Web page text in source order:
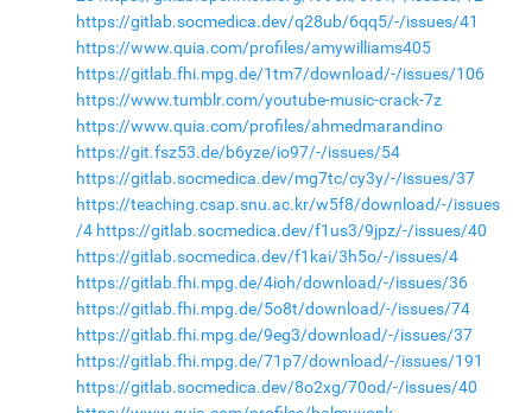
https://gitlab.socmedica.dev/q28ub/6qq5/-/issues/41
https://www.quia.com/profiles/amywilliams405
https://gitlab.fhi.mpg.de/1tm7/download/-/issues/106
https://www.tumblr.com/youtube-music-crack-7z
https://www.quia.com/profiles/ahmedmarandino
https://git.fsz53.de/b6yze/io97/-/issues/54
https://gitlab.socmedica.dev/mg7tc/cy3y/-/issues/37
https://teaching.csap.snu.ac.kr/w5f8/download/-/issues
/4 https://gitlab.socmedica.dev/f1us3/9jpz/-/issues/40
https://gitlab.socmedica.dev/f1kai/3h5o/-/issues/4
https://gitlab.fhi.mpg.de/4ioh/download/-/issues/36
https://gitlab.fhi.mpg.de/5o8t/download/-/issues/74
https://gitlab.fhi.mpg.de/9eg3/download/-/issues/37
https://gitlab.fhi.mpg.de/71p7/download/-/issues/191
https://gitlab.socmedica.dev/8o2xg/70od/-/issues/40